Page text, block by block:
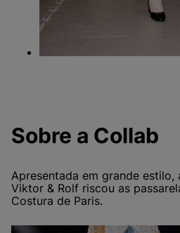
Sobre a Collab
Apresentada em grande estilo,
Viktor & Rolf riscou as
Costura de Paris.